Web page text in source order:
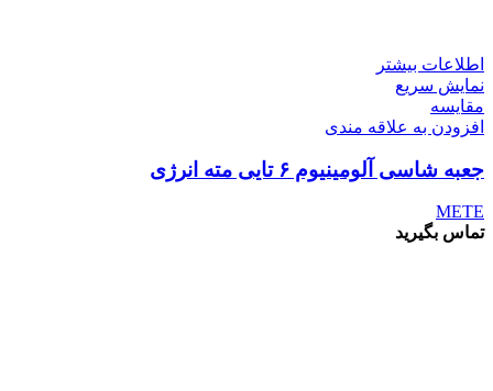
اطلاعات بیشتر
نمایش سریع
مقايسه
افزودن به علاقه مندی
جعبه شاسی آلومینیوم ۶ تایی مته انرژی
METE
تماس بگیرید